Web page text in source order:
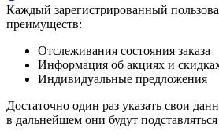
Каждый зарегистрированный
преимуществ:
Отслеживания состояния заказа
Информация об акциях и
Индивидуальные предложения
Достаточно один раз указать свои
в дальнейшем они будут